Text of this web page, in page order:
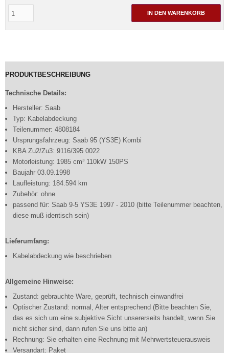
IN DEN WARENKORB
PRODUKTBESCHREIBUNG
Technische Details:
Hersteller: Saab
Typ: Kabelabdeckung
Teilenummer: 4808184
Ursprungsfahrzeug: Saab 95 (YS3E) Kombi
KBA Zu2/Zu3: 9116/395 0022
Motorleistung: 1985 cm³ 110kW 150PS
Baujahr 03.09.1998
Laufleistung: 184.594 km
Zubehör: ohne
passend für: Saab 9-5 YS3E 1997 - 2010 (bitte Teilenummer beachten,
diese muß identisch sein)
Lieferumfang:
Kabelabdeckung wie beschrieben
Allgemeine Hinweise:
Zustand: gebrauchte Ware, geprüft, technisch einwandfrei
Optischer Zustand: normal, Alter entsprechend (Bitte beachten Sie,
das es sich um eine subjektive Sicht unsererseits handelt, wenn Sie
nicht sicher sind, dann rufen Sie uns bitte an)
Rechnung: Sie erhalten eine Rechnung mit Mehrwertsteuerausweis
Versandart: Paket